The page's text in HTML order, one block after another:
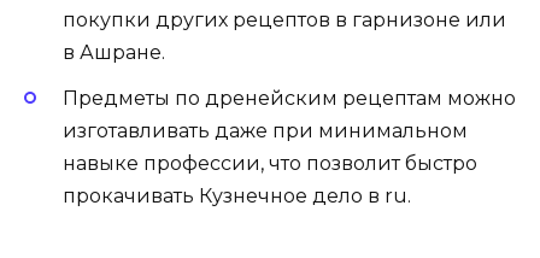
покупки других рецептов в гарнизоне или
в Ашране.
Предметы по дренейским рецептам можно
изготавливать даже при минимальном
навыке профессии, что позволит быстро
прокачивать Кузнечное дело в ru.